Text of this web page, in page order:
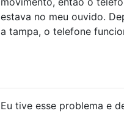
estava no meu ouvido.
a tampa, o telefone
Eu tive esse problema e